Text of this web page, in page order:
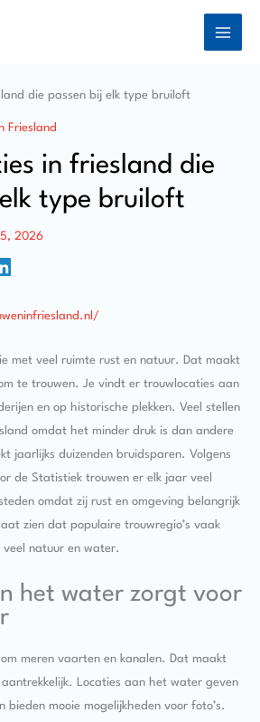
Friesland
in friesland die
type bruiloft
2026
met veel ruimte rust en natuur. Dat maakt
te trouwen. Je vindt er trouwlocaties aan
en op historische plekken. Veel stellen
omdat het minder druk is dan andere
jaarlijks duizenden bruidsparen. Volgens
de Statistiek trouwen er elk jaar veel
omdat zij rust en omgeving belangrijk
zien dat populaire trouwregio’s vaak
veel natuur en water.
het water zorgt voor
meren vaarten en kanalen. Dat maakt
Locaties aan het water geven
bieden mooie mogelijkheden voor foto’s.